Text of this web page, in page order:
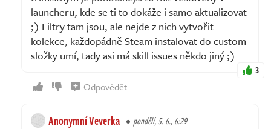
launcheru, kde se ti to dokáže i samo aktualizovat
;) Filtry tam jsou, ale nejde z nich vytvořit
kolekce, každopádně Steam instalovat do custom
složky umí, tady asi má skill issues někdo jiný ;)
3
Odpovědět
Anonymní Veverka pondělí, 5. 6., 6:29